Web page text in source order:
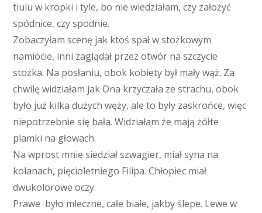
tiulu w kropki i tyle, bo nie wiedziałam, czy założyć
spódnice, czy spodnie.
Zobaczyłam scenę jak ktoś spał w stożkowym
namiocie, inni zaglądał przez otwór na szczycie
stożka. Na posłaniu, obok kobiety był mały wąż. Za
chwilę widziałam jak Ona krzyczała ze strachu, obok
było już kilka dużych węży, ale to były zaskrońce, więc
niepotrzebnie się bała. Widziałam że mają żółte
plamki na głowach.
Na wprost mnie siedział szwagier, miał syna na
kolanach, pięcioletniego Filipa. Chłopiec miał
dwukolorowe oczy.
Prawe było mleczne, całe białe, jakby ślepe. Lewe w